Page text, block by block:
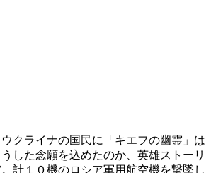
クライナの国民に「キエフの幽霊」は
した念願を込めたのか、英雄ストーリ
計１０機のロシア軍用航空機を撃墜し